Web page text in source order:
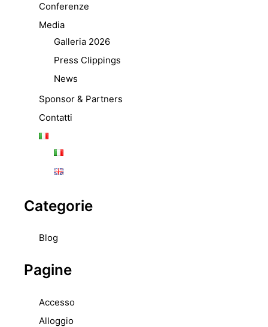
Conferenze
Media
Galleria 2026
Press Clippings
News
Sponsor & Partners
Contatti
Categorie
Blog
Pagine
Accesso
Alloggio